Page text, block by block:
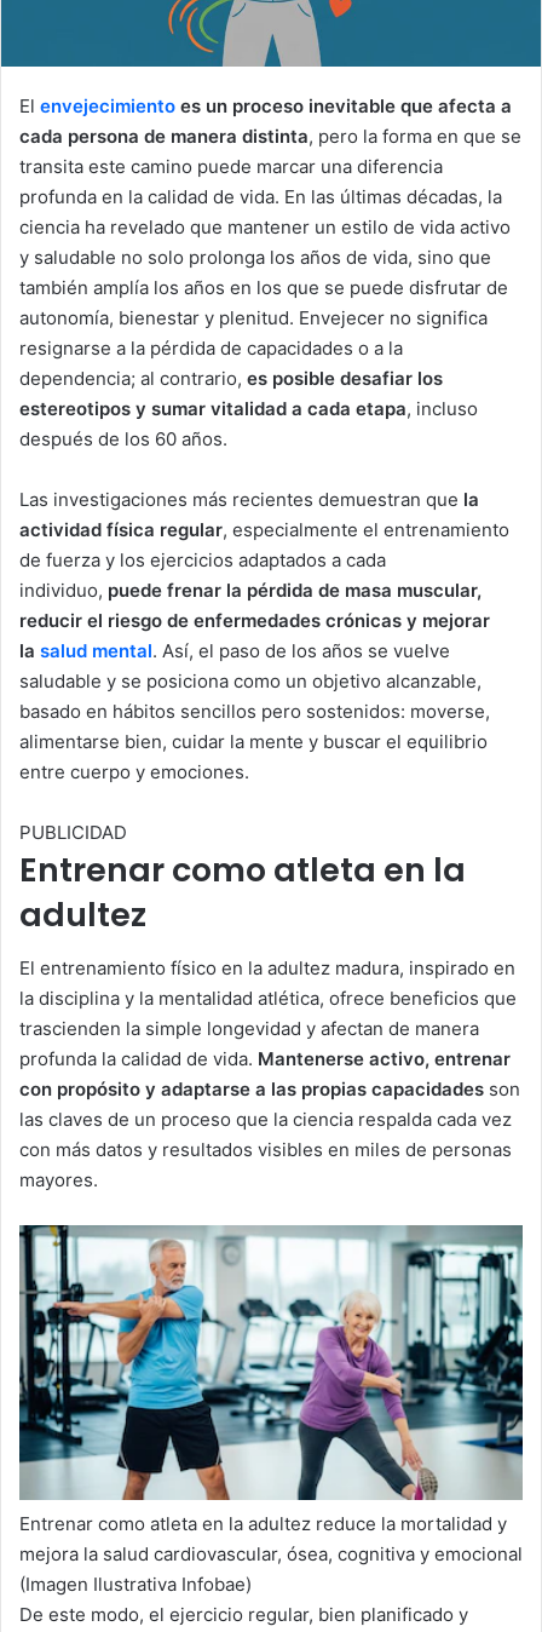
El envejecimiento es un proceso inevitable que afecta a
cada persona de manera distinta, pero la forma en que se
transita este camino puede marcar una diferencia
profunda en la calidad de vida. En las últimas décadas, la
ciencia ha revelado que mantener un estilo de vida activo
y saludable no solo prolonga los años de vida, sino que
también amplía los años en los que se puede disfrutar de
autonomía, bienestar y plenitud. Envejecer no significa
resignarse a la pérdida de capacidades o a la
dependencia; al contrario, es posible desafiar los
estereotipos y sumar vitalidad a cada etapa, incluso
después de los 60 años.
Las investigaciones más recientes demuestran que la
actividad física regular, especialmente el entrenamiento
de fuerza y los ejercicios adaptados a cada
individuo, puede frenar la pérdida de masa muscular,
reducir el riesgo de enfermedades crónicas y mejorar
la salud mental. Así, el paso de los años se vuelve
saludable y se posiciona como un objetivo alcanzable,
basado en hábitos sencillos pero sostenidos: moverse,
alimentarse bien, cuidar la mente y buscar el equilibrio
entre cuerpo y emociones.
PUBLICIDAD
Entrenar como atleta en la
adultez
El entrenamiento físico en la adultez madura, inspirado en
la disciplina y la mentalidad atlética, ofrece beneficios que
trascienden la simple longevidad y afectan de manera
profunda la calidad de vida. Mantenerse activo, entrenar
con propósito y adaptarse a las propias capacidades son
las claves de un proceso que la ciencia respalda cada vez
con más datos y resultados visibles en miles de personas
mayores.
Entrenar como atleta en la adultez reduce la mortalidad y
mejora la salud cardiovascular, ósea, cognitiva y emocional
(Imagen Ilustrativa Infobae)
De este modo, el ejercicio regular, bien planificado y